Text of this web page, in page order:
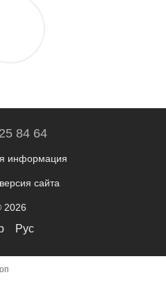
84 64
информация
сайта
2026
Рус